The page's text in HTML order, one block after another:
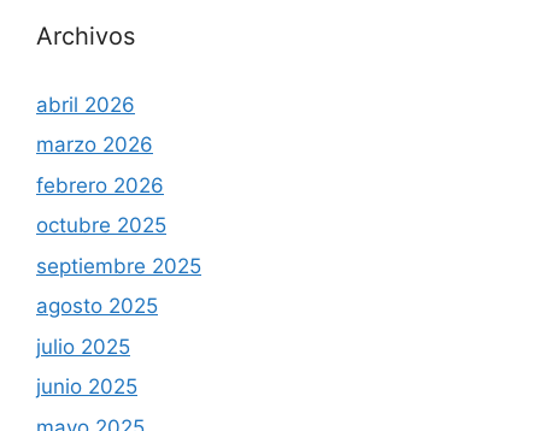
Archivos
abril 2026
marzo 2026
febrero 2026
octubre 2025
septiembre 2025
agosto 2025
julio 2025
junio 2025